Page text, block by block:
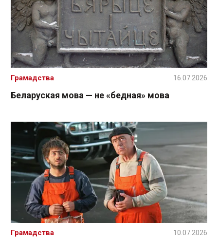
Беларуская мова — не «бедная» мова
Грамадства 16.07.2026
Грамадства 10.07.2026